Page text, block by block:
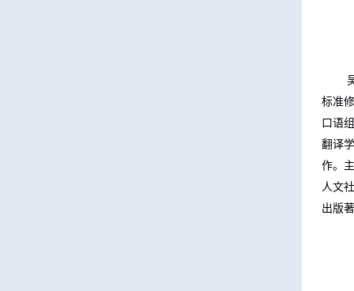
标准
口语
翻译
作。
人文
出版